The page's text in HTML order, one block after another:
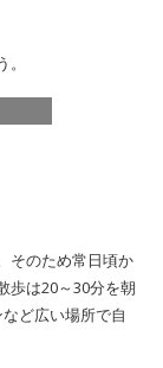
そのため常日頃か
歩は20～30分を朝
など広い場所で自